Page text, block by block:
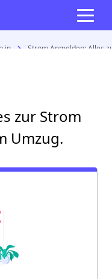
in Strom Anmelden: Alles
zur Strom
Umzug.